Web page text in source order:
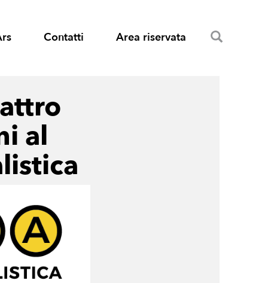
Contatti Area riservata
al